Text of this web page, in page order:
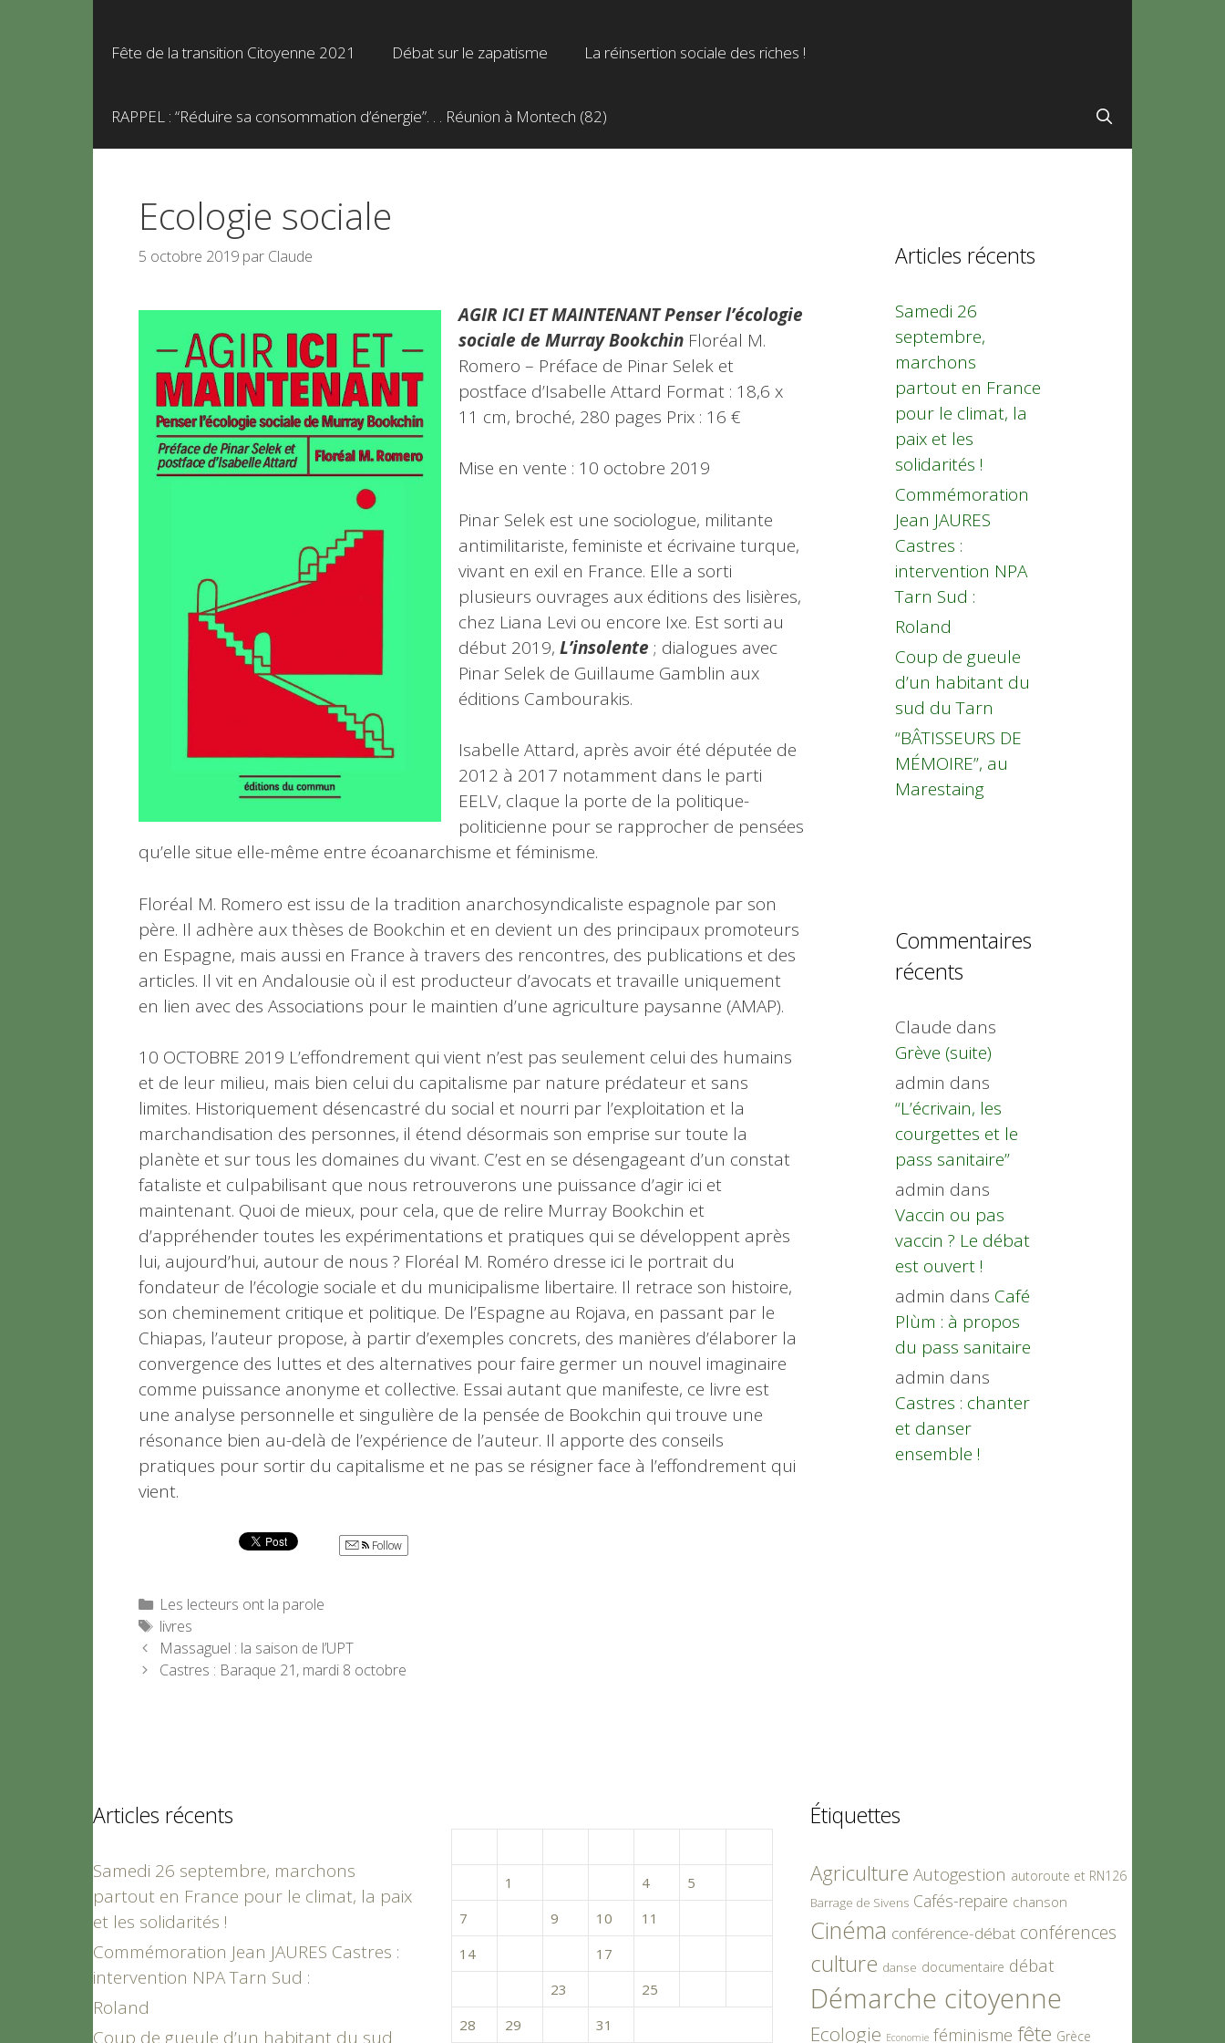
Fête de la transition Citoyenne 2021 Débat sur le zapatisme La réinsertion sociale des riches !
RAPPEL : “Réduire sa consommation d’énergie”. . . Réunion à Montech (82)
Ecologie sociale
5 octobre 2019 par Claude
AGIR ICI ET MAINTENANT Penser l’écologie
sociale de Murray Bookchin Floréal M.
Romero – Préface de Pinar Selek et
postface d’Isabelle Attard Format : 18,6 x
11 cm, broché, 280 pages Prix : 16 €
Mise en vente : 10 octobre 2019
Pinar Selek est une sociologue, militante
antimilitariste, feministe et écrivaine turque,
vivant en exil en France. Elle a sorti
plusieurs ouvrages aux éditions des lisières,
chez Liana Levi ou encore Ixe. Est sorti au
début 2019, L’insolente ; dialogues avec
Pinar Selek de Guillaume Gamblin aux
éditions Cambourakis.
Isabelle Attard, après avoir été députée de
2012 à 2017 notamment dans le parti
EELV, claque la porte de la politique-
politicienne pour se rapprocher de pensées
qu’elle situe elle-même entre écoanarchisme et féminisme.
Floréal M. Romero est issu de la tradition anarchosyndicaliste espagnole par son
père. Il adhère aux thèses de Bookchin et en devient un des principaux promoteurs
en Espagne, mais aussi en France à travers des rencontres, des publications et des
articles. Il vit en Andalousie où il est producteur d’avocats et travaille uniquement
en lien avec des Associations pour le maintien d’une agriculture paysanne (AMAP).
10 OCTOBRE 2019 L’effondrement qui vient n’est pas seulement celui des humains
et de leur milieu, mais bien celui du capitalisme par nature prédateur et sans
limites. Historiquement désencastré du social et nourri par l’exploitation et la
marchandisation des personnes, il étend désormais son emprise sur toute la
planète et sur tous les domaines du vivant. C’est en se désengageant d’un constat
fataliste et culpabilisant que nous retrouverons une puissance d’agir ici et
maintenant. Quoi de mieux, pour cela, que de relire Murray Bookchin et
d’appréhender toutes les expérimentations et pratiques qui se développent après
lui, aujourd’hui, autour de nous ? Floréal M. Roméro dresse ici le portrait du
fondateur de l’écologie sociale et du municipalisme libertaire. Il retrace son histoire,
son cheminement critique et politique. De l’Espagne au Rojava, en passant par le
Chiapas, l’auteur propose, à partir d’exemples concrets, des manières d’élaborer la
convergence des luttes et des alternatives pour faire germer un nouvel imaginaire
comme puissance anonyme et collective. Essai autant que manifeste, ce livre est
une analyse personnelle et singulière de la pensée de Bookchin qui trouve une
résonance bien au-delà de l’expérience de l’auteur. Il apporte des conseils
pratiques pour sortir du capitalisme et ne pas se résigner face à l’effondrement qui
vient.
Follow
Catégories
Les lecteurs ont la parole
Étiquettes
livres
Massaguel : la saison de l’UPT
Castres : Baraque 21, mardi 8 octobre
Articles récents
Samedi 26
septembre,
marchons
partout en France
pour le climat, la
paix et les
solidarités !
Commémoration
Jean JAURES
Castres :
intervention NPA
Tarn Sud :
Roland
Coup de gueule
d’un habitant du
sud du Tarn
“BÂTISSEURS DE
MÉMOIRE”, au
Marestaing
Commentaires
récents
Claude dans
Grève (suite)
admin dans
“L’écrivain, les
courgettes et le
pass sanitaire”
admin dans
Vaccin ou pas
vaccin ? Le débat
est ouvert !
admin dans Café
Plùm : à propos
du pass sanitaire
admin dans
Castres : chanter
et danser
ensemble !
Articles récents
Samedi 26 septembre, marchons
partout en France pour le climat, la paix
et les solidarités !
Commémoration Jean JAURES Castres :
intervention NPA Tarn Sud :
Roland
Coup de gueule d’un habitant du sud
1
4 5
7
9 10 11
14
17
23 25
28
29 31
Étiquettes
Agriculture Autogestion autoroute et RN126
Barrage de Sivens Cafés-repaire chanson
Cinéma conférence-débat conférences
culture danse documentaire débat
Démarche citoyenne
Ecologie Economie féminisme fête Grèce